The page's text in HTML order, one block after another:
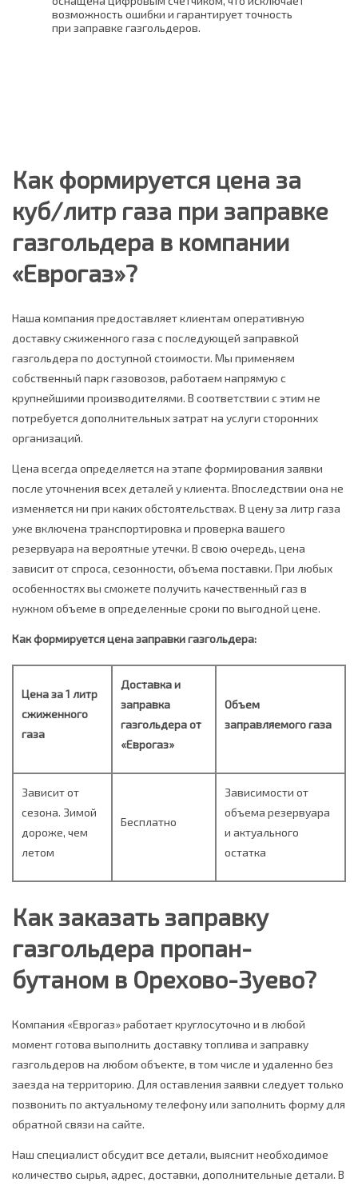
возможность ошибки и гарантирует точность
при заправке газгольдеров.
Как формируется цена за
куб/литр газа при заправке
газгольдера в компании
«Еврогаз»?
Наша компания предоставляет клиентам оперативную
доставку сжиженного газа с последующей заправкой
газгольдера по доступной стоимости. Мы применяем
собственный парк газовозов, работаем напрямую с
крупнейшими производителями. В соответствии с этим не
потребуется дополнительных затрат на услуги сторонних
организаций.
Цена всегда определяется на этапе формирования заявки
после уточнения всех деталей у клиента. Впоследствии она не
изменяется ни при каких обстоятельствах. В цену за литр газа
уже включена транспортировка и проверка вашего
резервуара на вероятные утечки. В свою очередь, цена
зависит от спроса, сезонности, объема поставки. При любых
особенностях вы сможете получить качественный газ в
нужном объеме в определенные сроки по выгодной цене.
Как формируется цена заправки газгольдера:
Цена за 1 литр
сжиженного
газа
Доставка и
заправка
газгольдера от
«Еврогаз»
Объем
заправляемого газа
Зависит от
сезона. Зимой
дороже, чем
летом
Бесплатно
Зависимости от
объема резервуара
и актуального
остатка
Как заказать заправку
газгольдера пропан-
бутаном в Орехово-Зуево?
Компания «Еврогаз» работает круглосуточно и в любой
момент готова выполнить доставку топлива и заправку
газгольдеров на любом объекте, в том числе и удаленно без
заезда на территорию. Для оставления заявки следует только
позвонить по актуальному телефону или заполнить форму для
обратной связи на сайте.
Наш специалист обсудит все детали, выяснит необходимое
количество сырья, адрес, доставки, дополнительные детали. В